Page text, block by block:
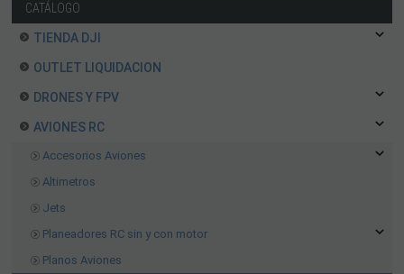
CATÁLOGO
TIENDA DJI
OUTLET LIQUIDACION
DRONES Y FPV
AVIONES RC
Accesorios Aviones
Altimetros
Jets
Planeadores RC sin y con motor
Planos Aviones